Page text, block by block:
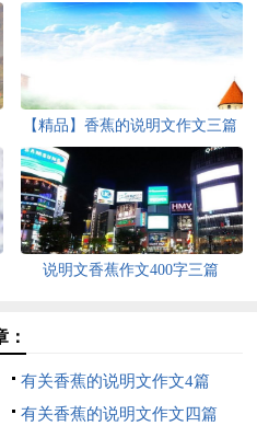
【精品】香蕉的说明文作文三篇
说明文香蕉作文400字三篇
：
有关香蕉的说明文作文4篇
有关香蕉的说明文作文四篇